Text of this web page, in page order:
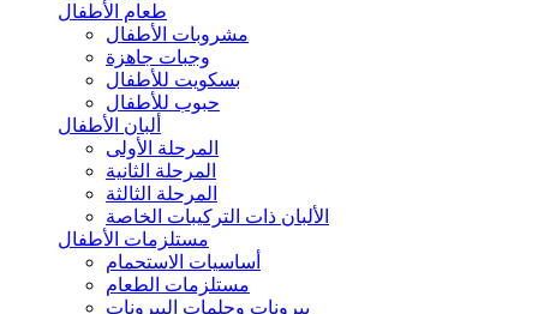
طعام الأطفال
مشروبات الأطفال
وجبات جاهزة
بسكويت للأطفال
حبوب للأطفال
ألبان الأطفال
المرحلة الأولى
المرحلة الثانية
المرحلة الثالثة
الألبان ذات التركيبات الخاصة
مستلزمات الأطفال
أساسيات الاستحمام
مستلزمات الطعام
ببرونات وحلمات الببرونات